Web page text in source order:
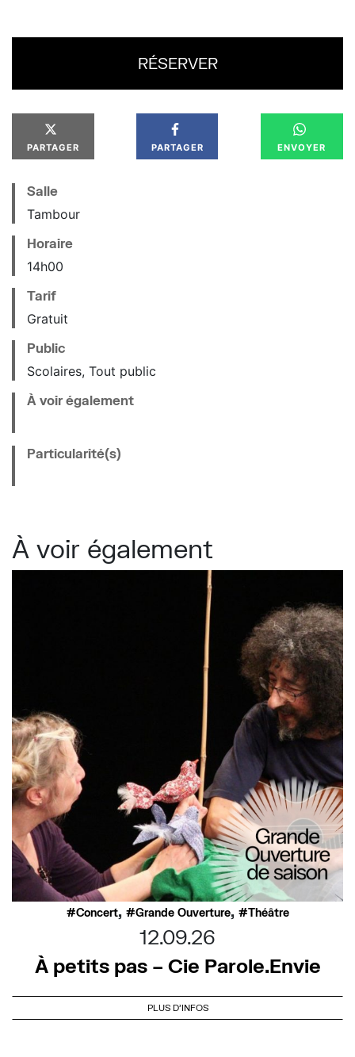
RÉSERVER
PARTAGER PARTAGER ENVOYER
Salle
Tambour
Horaire
14h00
Tarif
Gratuit
Public
Scolaires, Tout public
À voir également
Particularité(s)
À voir également
Concert, Grande Ouverture, Théâtre
12.09.26
À petits pas – Cie Parole.Envie
PLUS D'INFOS